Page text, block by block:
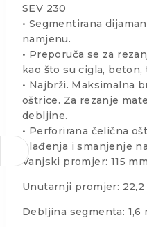
SEV 230
• Segmentirana
namjenu.
• Preporuča se za
kao što su cigla, beton,
• Najbrži. Maksimalna
oštrice. Za rezanje
debljine.
• Perforirana čelična
hlađenja i smanjenje
Vanjski promjer: 115 mm
Unutarnji promjer: 22,2
Debljina segmenta: 1,6